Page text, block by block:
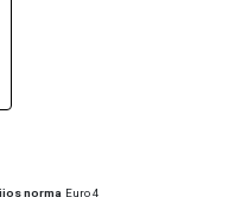
norma Euro 4